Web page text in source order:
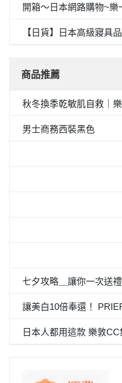
開箱～日本網路購物~樂
【日貨】日本高級寢具
商品推薦
秋冬換季乾敏肌自救｜
男士商務西裝黑色
七夕攻略＿讓你一次送
讓美白10倍奉還！
日本人都用這款 樂敦CC